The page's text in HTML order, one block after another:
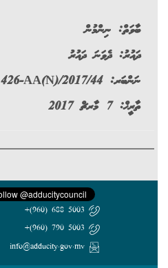
ބާވަތް: ނިންމުން
ދައުރު:ދެވަނަ ދައުރު
ނަންބަރ:426-AA(N)/2017/44
ތާރީޚް: 7 މާރޗް 2017
5003 688 (960)+
5003 790 (960)+
info@adducity.gov.mv